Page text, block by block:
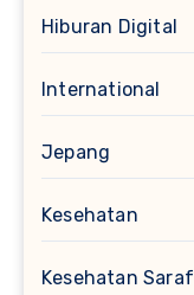
Hiburan Digital
International
Jepang
Kesehatan
Kesehatan Saraf